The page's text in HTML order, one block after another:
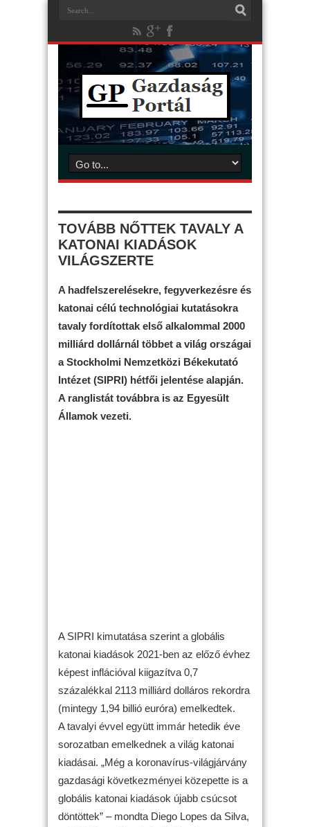
TOVÁBB NŐTTEK TAVALY A
KATONAI KIADÁSOK
VILÁGSZERTE
A hadfelszerelésekre, fegyverkezésre és
katonai célú technológiai kutatásokra
tavaly fordítottak első alkalommal 2000
milliárd dollárnál többet a világ országai
a Stockholmi Nemzetközi Békekutató
Intézet (SIPRI) hétfői jelentése alapján.
A ranglistát továbbra is az Egyesült
Államok vezeti.
A SIPRI kimutatása szerint a globális
katonai kiadások 2021-ben az előző évhez
képest inflációval kiigazítva 0,7
százalékkal 2113 milliárd dolláros rekordra
(mintegy 1,94 billió euróra) emelkedtek.
A tavalyi évvel együtt immár hetedik éve
sorozatban emelkednek a világ katonai
kiadásai. „Még a koronavírus-világjárvány
gazdasági következményei közepette is a
globális katonai kiadások újabb csúcsot
döntöttek” – mondta Diego Lopes da Silva,